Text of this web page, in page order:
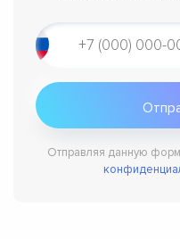
Отправляя данную